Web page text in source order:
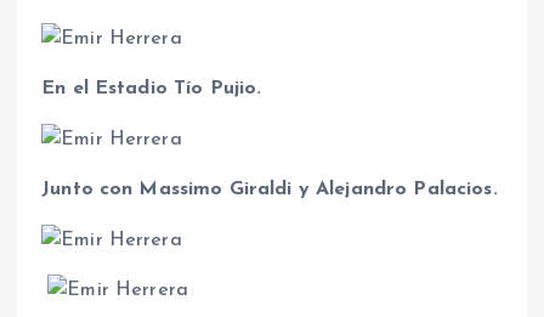
En el Estadio Tío Pujio.
Junto con Massimo Giraldi y Alejandro Palacios.